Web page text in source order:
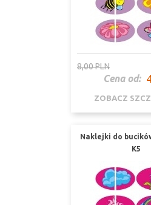
8,00 PLN
Cena od:
ZOBACZ
Naklejki do
K5